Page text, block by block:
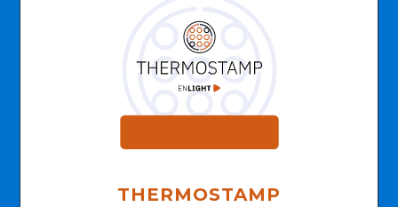
THERMOSTAMP